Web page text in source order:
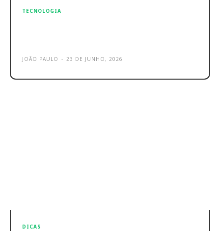
TECNOLOGIA
JOÃO PAULO - 23 DE JUNHO, 2026
DICAS